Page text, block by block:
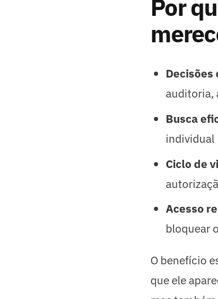
Por
Decisões
auditoria,
Busca
individual
Ciclo de
Acesso
bloquear
O benefício
que ele